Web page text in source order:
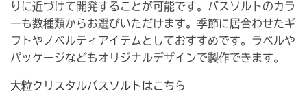
りに近づけて開発することが可能です。バスソルトのカラ
ーも数種類からお選びいただけます。季節に居合わせたギ
フトやノベルティアイテムとしておすすめです。ラベルや
パッケージなどもオリジナルデザインで製作できます。
大粒クリスタルバスソルトはこちら